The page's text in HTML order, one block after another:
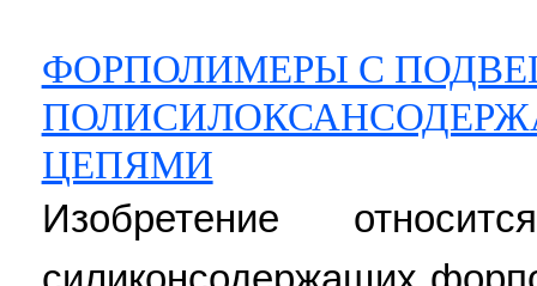
ФОРПОЛИМЕРЫ С
ЦЕПЯМИ
Изобретение